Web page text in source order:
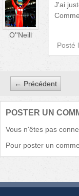
O''Neill
J'ai
Posté
← Précédent
POSTER UN
Vous n'êtes pas
Pour poster un